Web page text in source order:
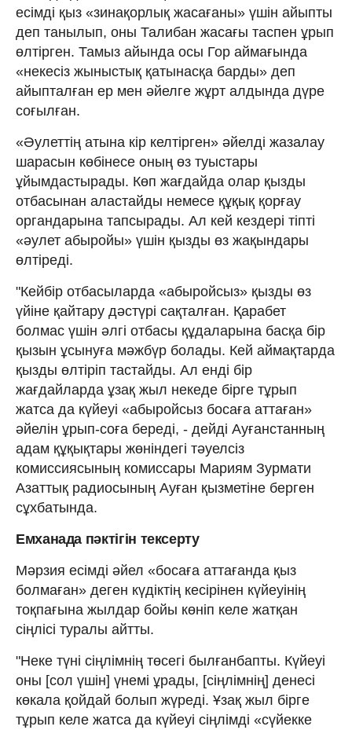
есімді қыз «зинақорлық жасағаны» үшін айыпты
деп танылып, оны Талибан жасағы таспен ұрып
өлтірген. Тамыз айында осы Гор аймағында
«некесіз жыныстық қатынасқа барды» деп
айыпталған ер мен әйелге жұрт алдында дүре
соғылған.
«Әулеттің атына кір келтірген» әйелді жазалау
шарасын көбінесе оның өз туыстары
ұйымдастырады. Көп жағдайда олар қызды
отбасынан аластайды немесе құқық қорғау
органдарына тапсырады. Ал кей кездері тіпті
«әулет абыройы» үшін қызды өз жақындары
өлтіреді.
"Кейбір отбасыларда «абыройсыз» қызды өз
үйіне қайтару дәстүрі сақталған. Қарабет
болмас үшін әлгі отбасы құдаларына басқа бір
қызын ұсынуға мәжбүр болады. Кей аймақтарда
қызды өлтіріп тастайды. Ал енді бір
жағдайларда ұзақ жыл некеде бірге тұрып
жатса да күйеуі «абыройсыз босаға аттаған»
әйелін ұрып-соға береді, - дейді Ауғанстанның
адам құқықтары жөніндегі тәуелсіз
комиссиясының комиссары Мариям Зурмати
Азаттық радиосының Ауған қызметіне берген
сұхбатында.
Емханада пәктігін тексерту
Мәрзия есімді әйел «босаға аттағанда қыз
болмаған» деген күдіктің кесірінен күйеуінің
тоқпағына жылдар бойы көніп келе жатқан
сіңлісі туралы айтты.
"Неке түні сіңлімнің төсегі былғанбапты. Күйеуі
оны [сол үшін] үнемі ұрады, [сіңлімнің] денесі
көкала қойдай болып жүреді. Ұзақ жыл бірге
тұрып келе жатса да күйеуі сіңлімді «сүйекке